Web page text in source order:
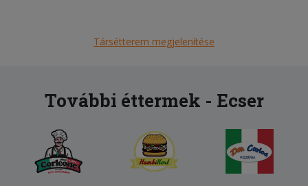
Társétterem megjelenítése
További éttermek - Ecser